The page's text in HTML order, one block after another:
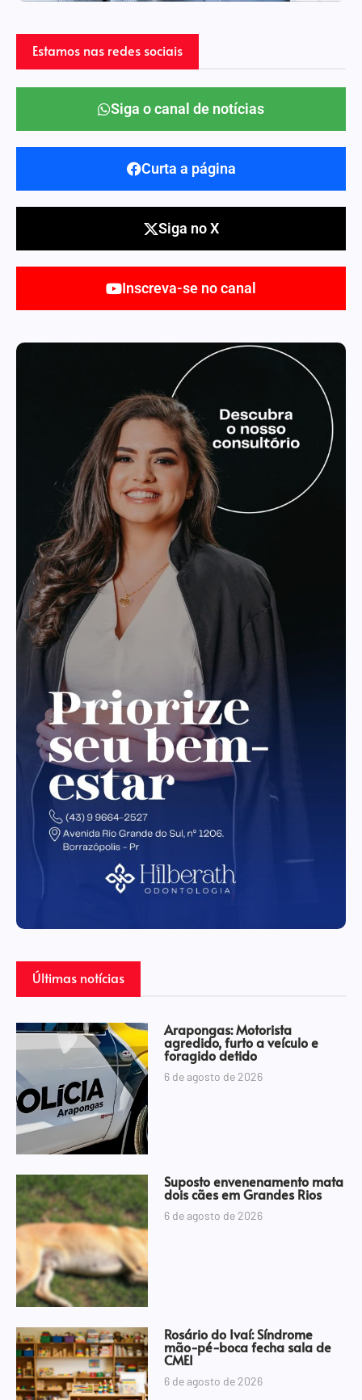
Estamos nas redes sociais
Siga o canal de notícias
Curta a página
Siga no X
Inscreva-se no canal
Últimas notícias
Arapongas: Motorista
agredido, furto a veículo e
foragido detido
6 de agosto de 2026
Suposto envenenamento mata
dois cães em Grandes Rios
6 de agosto de 2026
Rosário do Ivaí: Síndrome
mão-pé-boca fecha sala de
CMEI
6 de agosto de 2026